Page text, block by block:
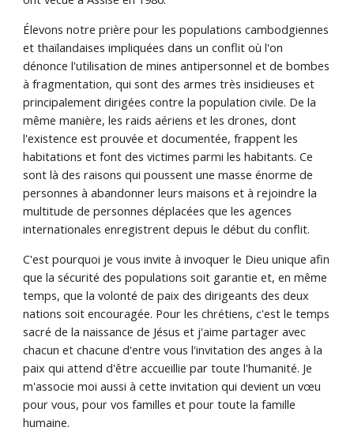
Élevons notre prière pour les populations cambodgiennes
et thaïlandaises impliquées dans un conflit où l'on
dénonce l'utilisation de mines antipersonnel et de bombes
à fragmentation, qui sont des armes très insidieuses et
principalement dirigées contre la population civile. De la
même manière, les raids aériens et les drones, dont
l'existence est prouvée et documentée, frappent les
habitations et font des victimes parmi les habitants. Ce
sont là des raisons qui poussent une masse énorme de
personnes à abandonner leurs maisons et à rejoindre la
multitude de personnes déplacées que les agences
internationales enregistrent depuis le début du conflit.
C'est pourquoi je vous invite à invoquer le Dieu unique afin
que la sécurité des populations soit garantie et, en même
temps, que la volonté de paix des dirigeants des deux
nations soit encouragée. Pour les chrétiens, c'est le temps
sacré de la naissance de Jésus et j'aime partager avec
chacun et chacune d'entre vous l'invitation des anges à la
paix qui attend d'être accueillie par toute l'humanité. Je
m'associe moi aussi à cette invitation qui devient un vœu
pour vous, pour vos familles et pour toute la famille
humaine.